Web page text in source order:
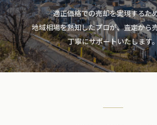
適正価格での売却を実現するた
地域相場を熟知したプロが、査定から
丁寧にサポートいたします